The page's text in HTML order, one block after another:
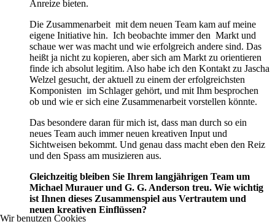
Anreize bieten.
Die Zusammenarbeit mit dem neuen Team kam auf meine
eigene Initiative hin. Ich beobachte immer den Markt und
schaue wer was macht und wie erfolgreich andere sind. Das
heißt ja nicht zu kopieren, aber sich am Markt zu orientieren
finde ich absolut legitim. Also habe ich den Kontakt zu Jascha
Welzel gesucht, der aktuell zu einem der erfolgreichsten
Komponisten im Schlager gehört, und mit Ihm besprochen
ob und wie er sich eine Zusammenarbeit vorstellen könnte.
Das besondere daran für mich ist, dass man durch so ein
neues Team auch immer neuen kreativen Input und
Sichtweisen bekommt. Und genau dass macht eben den Reiz
und den Spass am musizieren aus.
Gleichzeitig bleiben Sie Ihrem langjährigen Team um
Michael Murauer und G. G. Anderson treu. Wie wichtig
ist Ihnen dieses Zusammenspiel aus Vertrautem und
neuen kreativen Einflüssen?
Wir benutzen Cookies